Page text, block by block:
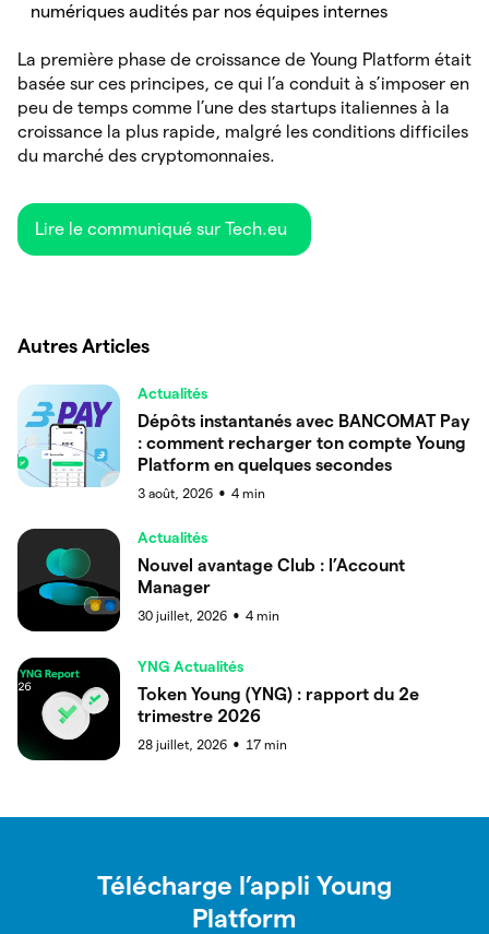
numériques audités par nos équipes internes
La première phase de croissance de Young Platform était
basée sur ces principes, ce qui l’a conduit à s’imposer en
peu de temps comme l’une des startups italiennes à la
croissance la plus rapide, malgré les conditions difficiles
du marché des cryptomonnaies.
Lire le communiqué sur Tech.eu
Autres Articles
Actualités
Dépôts instantanés avec BANCOMAT Pay
: comment recharger ton compte Young
Platform en quelques secondes
3 août, 2026 ● 4 min
Actualités
Nouvel avantage Club : l’Account
Manager
30 juillet, 2026 ● 4 min
YNG Actualités
Token Young (YNG) : rapport du 2e
trimestre 2026
28 juillet, 2026 ● 17 min
Télécharge l’appli Young
Platform